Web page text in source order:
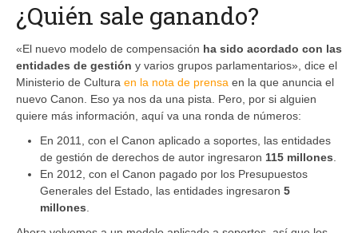
¿Quién sale ganando?
«El nuevo modelo de compensación ha sido acordado con las
entidades de gestión y varios grupos parlamentarios», dice el
Ministerio de Cultura en la nota de prensa en la que anuncia el
nuevo Canon. Eso ya nos da una pista. Pero, por si alguien
quiere más información, aquí va una ronda de números:
En 2011, con el Canon aplicado a soportes, las entidades
de gestión de derechos de autor ingresaron 115 millones
En 2012, con el Canon pagado por los Presupuestos
Generales del Estado, las entidades ingresaron 5
millones